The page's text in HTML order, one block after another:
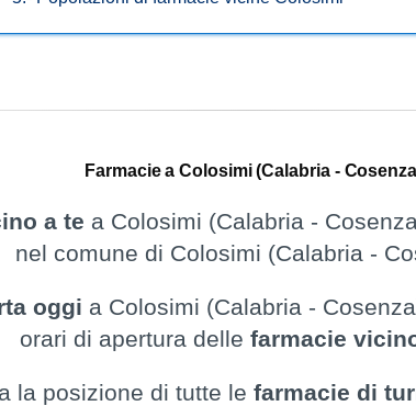
Farmacie a Colosimi (Calabria -
a te a Colosimi (Calabria -
nel comune di Colosimi (Calabria -
oggi a Colosimi (Calabria -
orari di apertura delle farmacie
la posizione di tutte le farmacie di